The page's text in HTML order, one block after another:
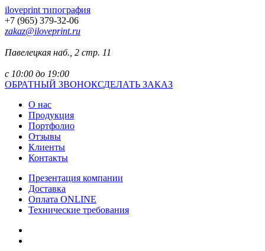
iloveprint типография
+7 (965) 379-32-06
zakaz@iloveprint.ru
Павелецкая наб., 2 стр. 11
с 10:00 до 19:00
ОБРАТНЫЙ ЗВОНОКСДЕЛАТЬ ЗАКАЗ
О нас
Продукция
Портфолио
Отзывы
Клиенты
Контакты
Презентация компании
Доставка
Оплата ONLINE
Технические требования